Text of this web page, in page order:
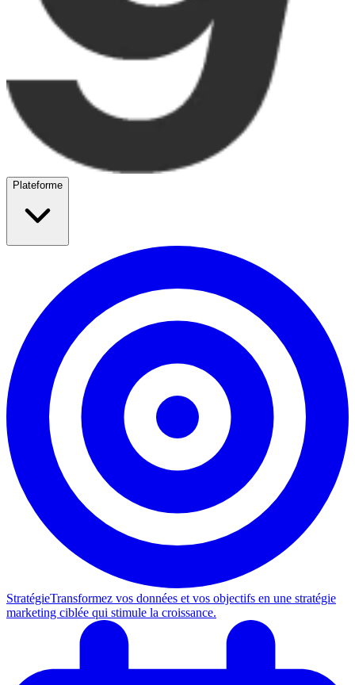
Plateforme
StratégieTransformez vos données et vos objectifs en une stratégie
marketing ciblée qui stimule la croissance.